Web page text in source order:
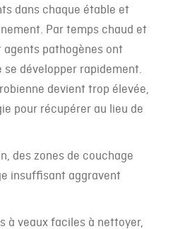
dans chaque étable et
Par temps chaud et
pathogènes ont
se développer rapidement.
devient trop élevée,
pour récupérer au lieu de
des zones de couchage
insuffisant aggravent
à veaux faciles à nettoyer,